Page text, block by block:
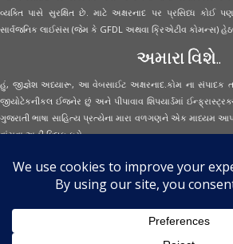
વ્યક્તિ પાસે સુરક્ષિત છે. માટે અક્ષરનાદ પર પ્રસિધ્ધ
સાર્વજનિક લાઈસંસ (જેમ કે GFDL અથવા ક્રિએટીવ કોમન્સ)
અમારા વિશે..
હું, જીજ્ઞેશ અધ્યારૂ, આ વેબસાઈટ અક્ષરનાદ.કોમ ના સંપાદક
જીયોટેકનીકલ ઈજનેર છું અને પીપાવાવ શિપયાર્ડમાં
ગુજરાતી ભાષા સાહિત્ય પ્રત્યેના મારા વળગણને એક માધ્યમ
વાંચવાઅહીં ક્લિક કરો...
Secured Site
Aksharnaad.com By